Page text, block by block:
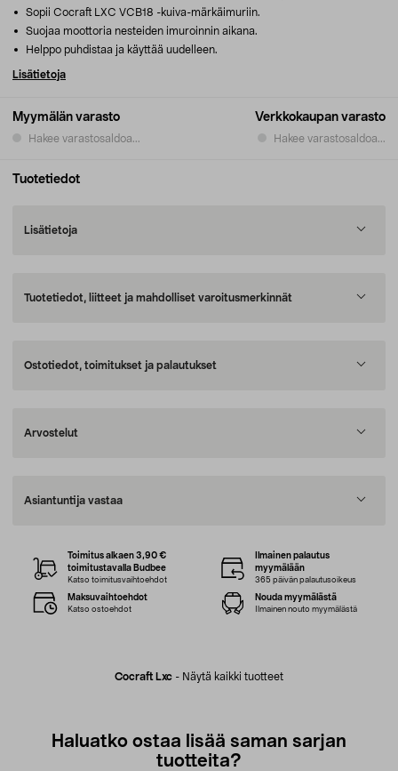
Myymälän varasto
Hakee varastosaldoa...
Verkkokaupan varasto
Hakee varastosaldoa...
Sopii Cocraft LXC VCB18 -kuiva-märkäimuriin.
Suojaa moottoria nesteiden imuroinnin aikana.
Helppo puhdistaa ja käyttää uudelleen.
Lisätietoja
Tuotetiedot
Lisätietoja
Tuotetiedot, liitteet ja mahdolliset varoitusmerkinnät
Ostotiedot, toimitukset ja palautukset
Arvostelut
Asiantuntija vastaa
Cocraft Lxc - Näytä kaikki tuotteet
Toimitus alkaen 3,90 €
toimitustavalla Budbee
Katso toimitusvaihtoehdot
Ilmainen palautus
myymälään
365 päivän palautusoikeus
Maksuvaihtoehdot
Katso ostoehdot
Nouda myymälästä
Ilmainen nouto myymälästä
Haluatko ostaa lisää saman sarjan
tuotteita?